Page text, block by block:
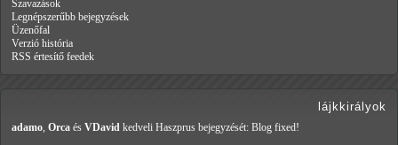
Szavazások
Legnépszerűbb bejegyzések
Üzenőfal
Verzió história
RSS értesítő feedek
lájkkirályok
adamo, Orca és VDavid kedveli Haszprus bejegyzését: Blog fixed!